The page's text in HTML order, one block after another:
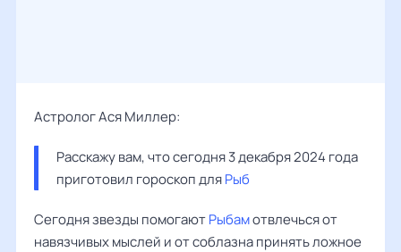
Астролог Ася Миллер:
Расскажу вам, что сегодня 3 декабря 2024 года
приготовил гороскоп для Рыб
Сегодня звезды помогаютРыбамотвлечься от
навязчивых мыслей и от соблазна принять ложное